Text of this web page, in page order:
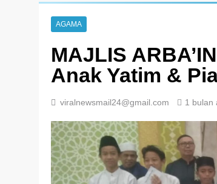
AGAMA
MAJLIS
Anak Yatim &
viralnewsmail24@gmail.com 1 bulan